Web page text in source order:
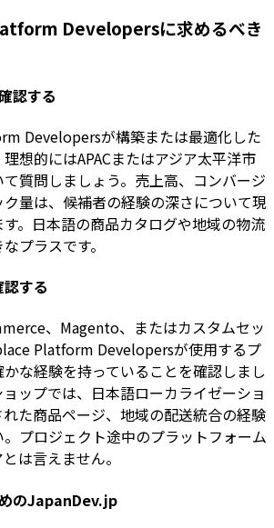
Developersに求めるべき
認する
Developersが構築または最適化した
想的にはAPACまたはアジア太平洋市
質問しましょう。売上高、コンバージ
量は、候補者の経験の深さについて現
。日本語の商品カタログや地域の物流
プラスです。
する
、Magento、またはカスタムセッ
Platform Developersが使用するプ
な経験を持っていることを確認しまし
ップでは、日本語ローカライゼーショ
た商品ページ、地域の配送統合の経験
プロジェクト途中のプラットフォーム
は言えません。
のJapanDev.jp